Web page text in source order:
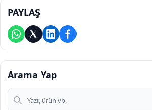
PAYLAŞ
Arama Yap
Arama Yap